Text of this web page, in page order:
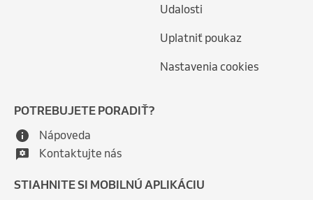
Udalosti
Uplatniť poukaz
Nastavenia cookies
POTREBUJETE PORADIŤ?
Nápoveda
Kontaktujte nás
STIAHNITE SI MOBILNÚ APLIKÁCIU